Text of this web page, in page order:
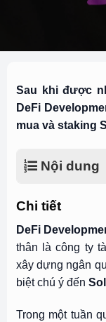
Sau khi được
DeFi
mua và staking
Nội dung
Chi tiết
DeFi
thân là công ty
xây dựng ngân
biệt chú ý đến
Trong một tuần